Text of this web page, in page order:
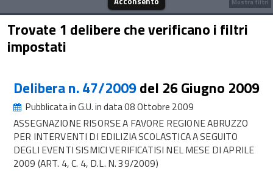
Trovate 1 delibere che verificano i filtri
impostati
Delibera n. 47/2009del 26 Giugno 2009
Pubblicata in G.U. in data 08 Ottobre 2009
ASSEGNAZIONE RISORSE A FAVORE REGIONE ABRUZZO
PER INTERVENTI DI EDILIZIA SCOLASTICA A SEGUITO
DEGLI EVENTI SISMICI VERIFICATISI NEL MESE DI APRILE
2009 (ART. 4, C. 4, D.L. N. 39/2009)
Mostra filtri